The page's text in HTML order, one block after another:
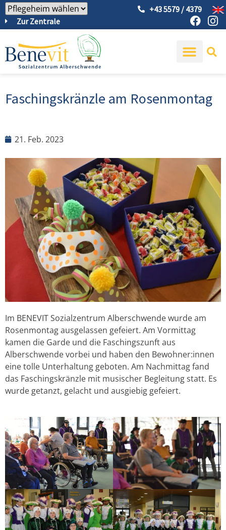
Zur Zentrale
+43 5579 / 4379
Faschingskränzle am Rosenmontag
21. Feb. 2023
Im BENEVIT Sozialzentrum Alberschwende wurde am
Rosenmontag ausgelassen gefeiert. Am Vormittag
kamen die Garde und die Faschingszunft aus
Alberschwende vorbei und haben den Bewohner:innen
eine tolle Unterhaltung geboten. Am Nachmittag fand
das Faschingskränzle mit musischer Begleitung statt. Es
wurde getanzt, gelacht und ausgiebig gefeiert.